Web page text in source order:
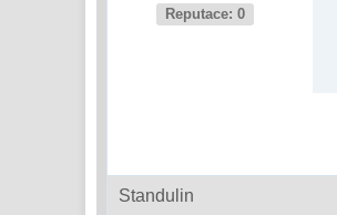
Reputace: 0
Standulin